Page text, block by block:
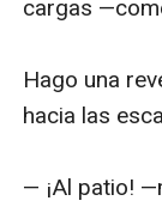
cargas
Hago una
hacia las
— ¡Al patio!